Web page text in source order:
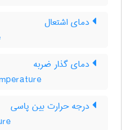
دمای اشتعال
دمای گذار ضربه
درجه حرارت بین پاسی